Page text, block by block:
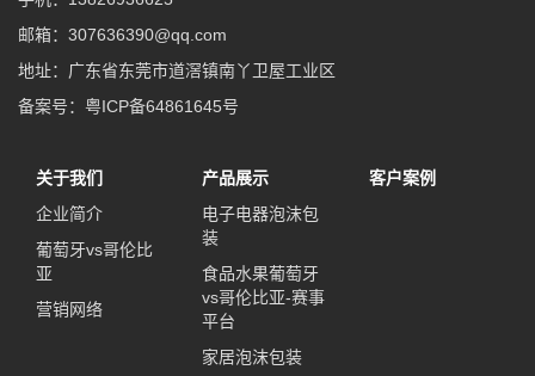
邮箱：307636390@qq.com
地址：广东省东莞市道滘镇南丫卫屋工业区
备案号：粤ICP备64861645号
关于我们
企业简介
葡萄牙vs哥伦比
亚
营销网络
产品展示
电子电器泡沫包
装
食品水果葡萄牙
vs哥伦比亚-赛事
平台
家居泡沫包装
客户案例